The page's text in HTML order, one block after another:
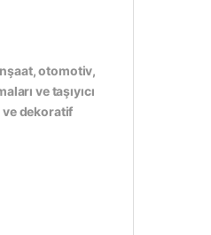
otomotiv,
ve taşıyıcı
ve dekoratif